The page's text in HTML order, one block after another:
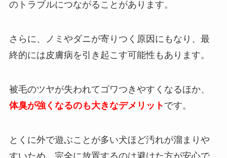
のトラブルにつながることがあります。
さらに、ノミやダニが寄りつく原因にもなり、最
終的には皮膚病を引き起こす可能性もあります。
被毛のツヤが失われてゴワつきやすくなるほか、
体臭が強くなるのも大きなデメリット です。
とくに外で遊ぶことが多い犬ほど汚れが溜まりや
すいため、完全に放置するのは避けた方が安心で